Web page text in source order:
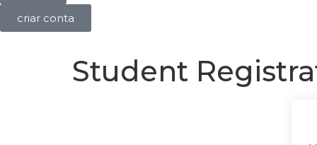
criar conta
Student